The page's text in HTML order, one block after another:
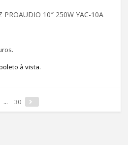
PROAUDIO 10″ 250W YAC-10A
à vista.
... 30